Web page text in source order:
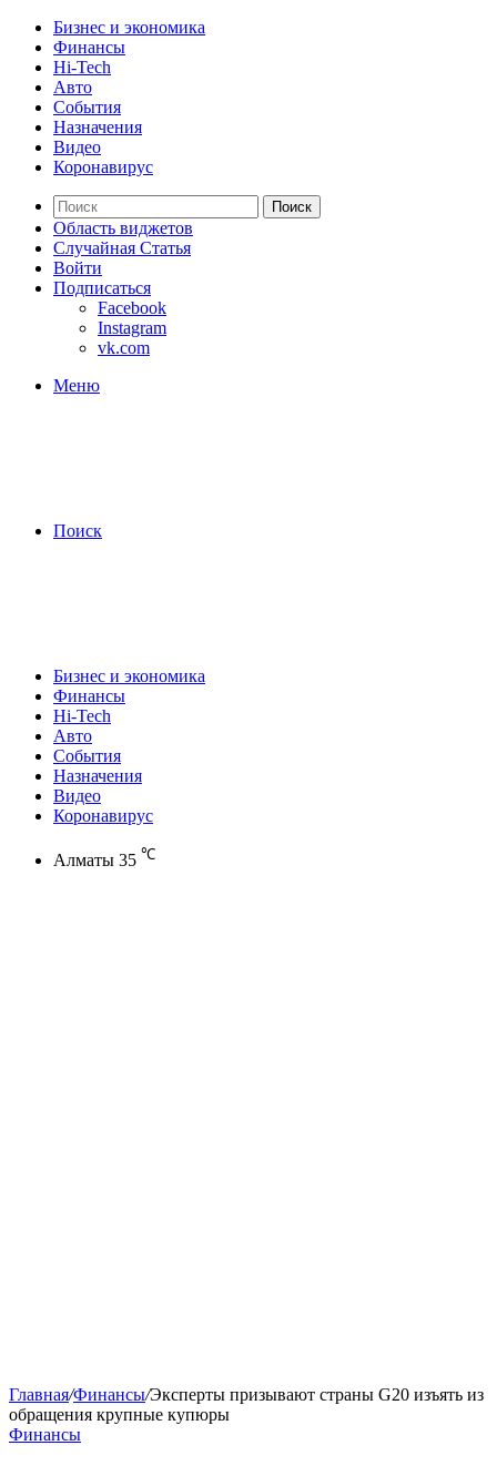
Бизнес и экономика
Финансы
Hi-Tech
Авто
События
Назначения
Видео
Коронавирус
Поиск
Область виджетов
Случайная Статья
Войти
Подписаться
Facebook
Instagram
vk.com
Меню
Поиск
Бизнес и экономика
Финансы
Hi-Tech
Авто
События
Назначения
Видео
Коронавирус
Алматы 35 ℃
Главная/Финансы/Эксперты призывают страны G20 изъять из
обращения крупные купюры
Финансы